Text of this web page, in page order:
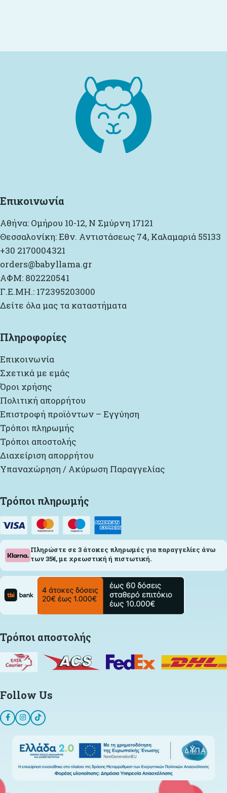
Επικοινωνία
Αθήνα: Ομήρου 10-12, Ν Σμύρνη 17121
Θεσσαλονίκη: Εθν. Αντιστάσεως 74, Καλαμαριά 55133
+30 2170004321
orders@babyllama.gr
ΑΦΜ: 802220541
Γ.Ε.ΜΗ.: 172395203000
Δείτε όλα μας τα καταστήματα
Πληροφορίες
Επικοινωνία
Σχετικά με εμάς
Όροι χρήσης
Πολιτική απορρήτου
Επιστροφή προϊόντων – Εγγύηση
Τρόποι πληρωμής
Τρόποι αποστολής
Διαχείριση απορρήτου
Υπαναχώρηση / Ακύρωση Παραγγελίας
Τρόποι πληρωμής
Πληρώστε σε 3 άτοκες πληρωμές για παραγγελίες άνω
των 35€, με χρεωστική ή πιστωτική.
Τρόποι αποστολής
Follow Us